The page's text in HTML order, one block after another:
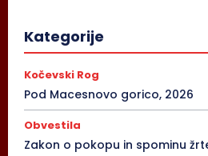
Kategorije
Kočevski Rog
Pod Macesnovo gorico, 2026
Obvestila
Zakon o pokopu in spominu